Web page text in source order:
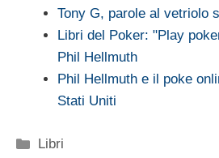
Tony G, parole al vetriolo
Libri del Poker: "Play
Phil Hellmuth
Phil Hellmuth e il poke
Stati Uniti
Categorie
Libri